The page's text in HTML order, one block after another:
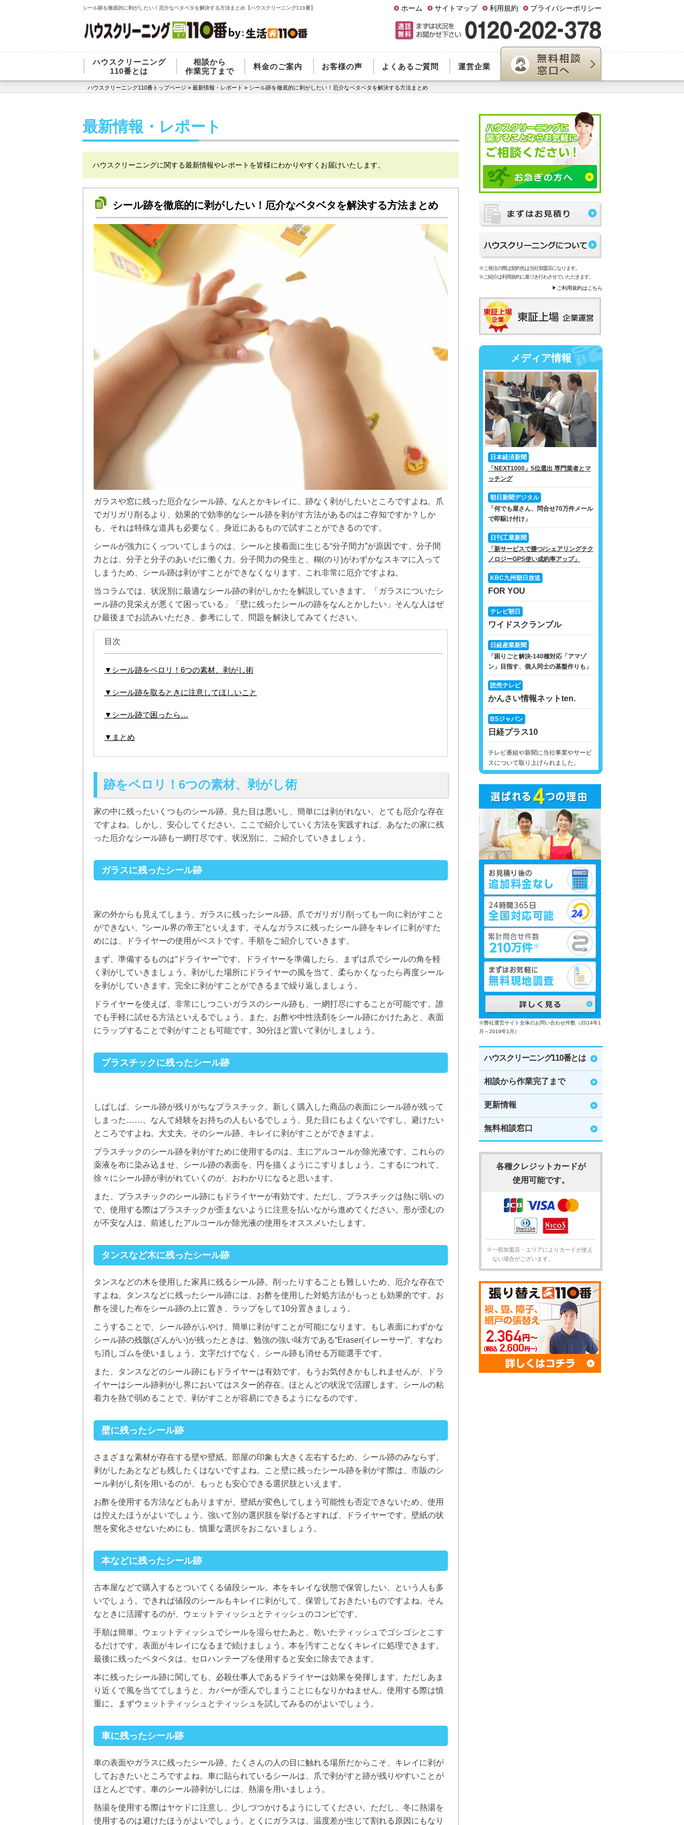
シール跡を徹底的に剥がしたい！厄介なベタベタを解決する方法まとめ【ハウスクリーニング110番】 ホーム サイトマップ 利用規約 プライバシーポリシー
ハウスクリーニング
110番とは
相談から
作業完了まで
料金のご案内 お客様の声 よくあるご質問 運営企業
ハウスクリーニング110番トップページ > 最新情報・レポート > シール跡を徹底的に剥がしたい！厄介なベタベタを解決する方法まとめ
最新情報・レポート
ハウスクリーニングに関する最新情報やレポートを皆様にわかりやすくお届けいたします。
シール跡を徹底的に剥がしたい！厄介なベタベタを解決する方法まとめ
ガラスや窓に残った厄介なシール跡。なんとかキレイに、跡なく剥がしたいところですよね。爪
でガリガリ削るより、効果的で効率的なシール跡を剥がす方法があるのはご存知ですか？しか
も、それは特殊な道具も必要なく、身近にあるもので試すことができるのです。
シールが強力にくっついてしまうのは、シールと接着面に生じる“分子間力”が原因です。分子間
力とは、分子と分子のあいだに働く力。分子間力の発生と、糊(のり)がわずかなスキマに入って
しまうため、シール跡は剥がすことができなくなります。これ非常に厄介ですよね。
当コラムでは、状況別に最適なシール跡の剥がしかたを解説していきます。「ガラスについたシ
ール跡の見栄えが悪くて困っている」「壁に残ったシールの跡をなんとかしたい」そんな人はぜ
ひ最後までお読みいただき、参考にして、問題を解決してみてください。
目次
▼シール跡をペロリ！6つの素材、剥がし術
▼シール跡を取るときに注意してほしいこと
▼シール跡で困ったら…
▼まとめ
跡をペロリ！6つの素材、剥がし術
家の中に残ったいくつものシール跡。見た目は悪いし、簡単には剥がれない、とても厄介な存在
ですよね。しかし、安心してください。ここで紹介していく方法を実践すれば、あなたの家に残
った厄介なシール跡も一網打尽です。状況別に、ご紹介していきましょう。
ガラスに残ったシール跡
家の外からも見えてしまう、ガラスに残ったシール跡。爪でガリガリ削っても一向に剥がすこと
ができない、“シール界の帝王”といえます。そんなガラスに残ったシール跡をキレイに剥がすた
めには、ドライヤーの使用がベストです。手順をご紹介していきます。
まず、準備するものは“ドライヤー”です。ドライヤーを準備したら、まずは爪でシールの角を軽
く剥がしていきましょう。剥がした場所にドライヤーの風を当て、柔らかくなったら再度シール
を剥がしていきます。完全に剥がすことができるまで繰り返しましょう。
ドライヤーを使えば、非常にしつこいガラスのシール跡も、一網打尽にすることが可能です。誰
でも手軽に試せる方法といえるでしょう。また、お酢や中性洗剤をシール跡にかけたあと、表面
にラップすることで剥がすことも可能です。30分ほど置いて剥がしましょう。
プラスチックに残ったシール跡
しばしば、シール跡が残りがちなプラスチック。新しく購入した商品の表面にシール跡が残って
しまった……、なんて経験をお持ちの人もいるでしょう。見た目にもよくないですし、避けたい
ところですよね。大丈夫。そのシール跡、キレイに剥がすことができますよ。
プラスチックのシール跡を剥がすために使用するのは、主にアルコールか除光液です。これらの
薬液を布に染み込ませ、シール跡の表面を、円を描くようにこすりましょう。こするにつれて、
徐々にシール跡が剥がれていくのが、おわかりになると思います。
また、プラスチックのシール跡にもドライヤーが有効です。ただし、プラスチックは熱に弱いの
で、使用する際はプラスチックが歪まないように注意を払いながら進めてください。形が歪むの
が不安な人は、前述したアルコールか除光液の使用をオススメいたします。
タンスなど木に残ったシール跡
タンスなどの木を使用した家具に残るシール跡。削ったりすることも難しいため、厄介な存在で
すよね。タンスなどに残ったシール跡には、お酢を使用した対処方法がもっとも効果的です。お
酢を浸した布をシール跡の上に置き、ラップをして10分置きましょう。
こうすることで、シール跡がふやけ、簡単に剥がすことが可能になります。もし表面にわずかな
シール跡の残骸(ざんがい)が残ったときは、勉強の強い味方である“Eraser(イレーサー)”、すなわ
ち消しゴムを使いましょう。文字だけでなく、シール跡も消せる万能選手です。
また、タンスなどのシール跡にもドライヤーは有効です。もうお気付きかもしれませんが、ドラ
イヤーはシール跡剥がし界においてはスター的存在。ほとんどの状況で活躍します。シールの粘
着力を熱で弱めることで、剥がすことが容易にできるようになるのです。
壁に残ったシール跡
さまざまな素材が存在する壁や壁紙。部屋の印象も大きく左右するため、シール跡のみならず、
剥がしたあとなども残したくはないですよね。こと壁に残ったシール跡を剥がす際は、市販のシ
ール剥がし剤を用いるのが、もっとも安心できる選択肢といえます。
お酢を使用する方法などもありますが、壁紙が変色してしまう可能性も否定できないため、使用
は控えたほうがよいでしょう。強いて別の選択肢を挙げるとすれば、ドライヤーです。壁紙の状
態を変化させないためにも、慎重な選択をおこないましょう。
本などに残ったシール跡
古本屋などで購入するとついてくる値段シール。本をキレイな状態で保管したい、という人も多
いでしょう。できれば値段のシールもキレイに剥がして、保管しておきたいものですよね。そん
なときに活躍するのが、ウェットティッシュとティッシュのコンビです。
手順は簡単。ウェットティッシュでシールを湿らせたあと、乾いたティッシュでゴシゴシとこす
るだけです。表面がキレイになるまで続けましょう。本を汚すことなくキレイに処理できます。
最後に残ったベタベタは、セロハンテープを使用すると安全に除去できます。
本に残ったシール跡に関しても、必殺仕事人であるドライヤーは効果を発揮します。ただしあま
り近くで風を当ててしまうと、カバーが歪んでしまうことにもなりかねません。使用する際は慎
重に。まずウェットティッシュとティッシュを試してみるのがよいでしょう。
車に残ったシール跡
車の表面やガラスに残ったシール跡、たくさんの人の目に触れる場所だからこそ、キレイに剥が
しておきたいところですよね。車に貼られているシールは、爪で剥がすと跡が残りやすいことが
ほとんどです。車のシール跡剥がしには、熱湯を用いましょう。
熱湯を使用する際はヤケドに注意し、少しづつかけるようにしてください。ただし、冬に熱湯を
使用するのは避けたほうがよいでしょう。とくにガラスは、温度差が生じて割れる原因にもなり
※ご発注の際は契約先は当社加盟店になります。
※ご紹介は利用規約に基づき行わさせていただきます。
ご利用規約はこちら
メディア情報
日本経済新聞
「NEXT1000」5位選出 専門業者とマ
ッチング
朝日新聞デジタル
「何でも屋さん、問合せ70万件メール
で即駆け付け」
日刊工業新聞
「新サービスで勝つ/シェアリングテク
ノロジーGPS使い成約率アップ」
KBC九州朝日放送
FOR YOU
テレビ朝日
ワイドスクランブル
日経産業新聞
「困りごと解決-140種対応「アマゾ
ン」目指す、個人同士の基盤作りも」
読売テレビ
かんさい情報ネットten.
BSジャパン
日経プラス10
テレビ番組や新聞に当社事業やサービ
スについて取り上げられました。
※弊社運営サイト全体のお問い合わせ件数（2014年1
月～2019年1月）
ハウスクリーニング110番とは
相談から作業完了まで
更新情報
無料相談窓口
各種クレジットカードが
使用可能です。
※一部加盟店・エリアによりカードが使え
ない場合がございます。